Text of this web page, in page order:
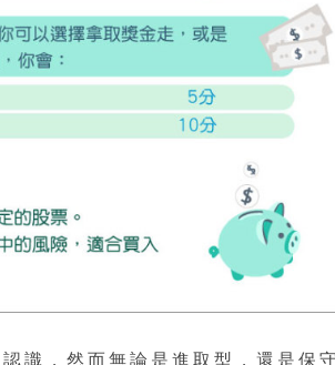
識，然而無論是進取型，還是保守